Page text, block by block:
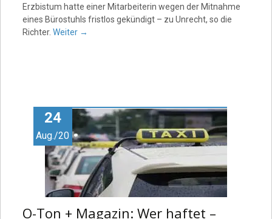
Erzbistum hatte einer Mitarbeiterin wegen der Mitnahme
eines Bürostuhls fristlos gekündigt – zu Unrecht, so die
Richter. Weiter →
24
Aug./20
O-Ton + Magazin: Wer haftet –